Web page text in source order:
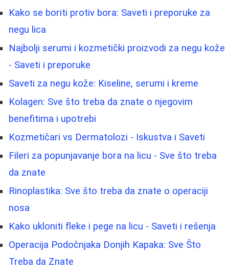
Kako se boriti protiv bora: Saveti i preporuke za
negu lica
Najbolji serumi i kozmetički proizvodi za negu kože
- Saveti i preporuke
Saveti za negu kože: Kiseline, serumi i kreme
Kolagen: Sve što treba da znate o njegovim
benefitima i upotrebi
Kozmetičari vs Dermatolozi - Iskustva i Saveti
Fileri za popunjavanje bora na licu - Sve što treba
da znate
Rinoplastika: Sve što treba da znate o operaciji
nosa
Kako ukloniti fleke i pege na licu - Saveti i rešenja
Operacija Podočnjaka Donjih Kapaka: Sve Što
Treba da Znate